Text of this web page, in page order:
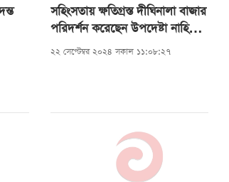
সহিংসতায় ক্ষতিগ্রস্ত দীঘিনালা বাজার
পরিদর্শন করেছেন উপদেষ্টা নাহিদ
ইসলাম
২২ সেপ্টেম্বর ২০২৪ সকাল ১১:০৮:২৭